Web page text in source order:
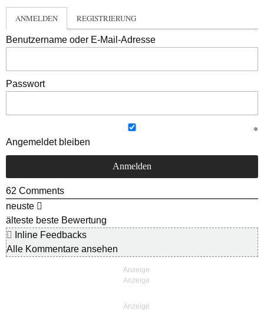
ANMELDEN REGISTRIERUNG
Benutzername oder E-Mail-Adresse
Passwort
Angemeldet bleiben
62 Comments
neuste
älteste beste Bewertung
Inline Feedbacks
Alle Kommentare ansehen
Anzeige